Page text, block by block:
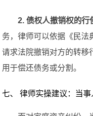
2. 债权人撤销权的行
务，律师可以依据《民法
请求法院撤销对方的转移
用于偿还债务或分割。
七、 律师实操建议：当